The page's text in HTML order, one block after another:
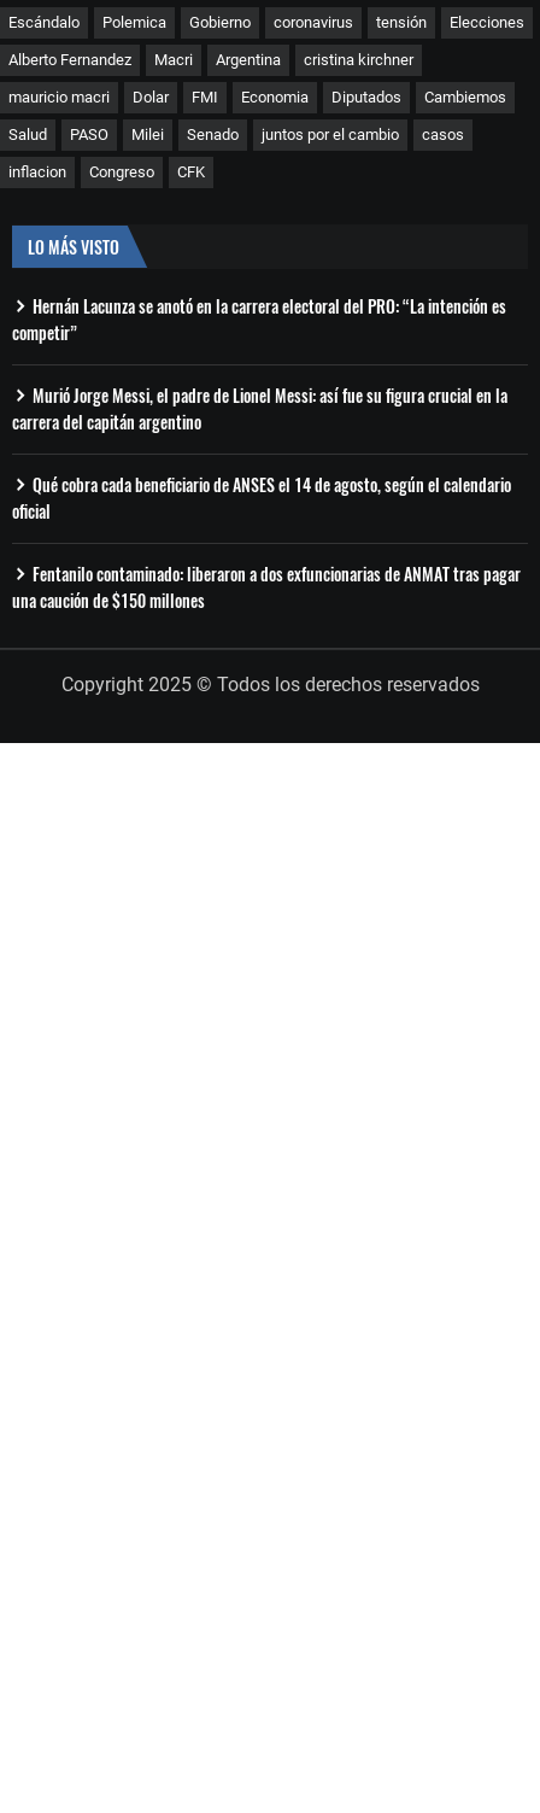
Escándalo Polemica Gobierno coronavirus tensión Elecciones
Alberto Fernandez Macri Argentina cristina kirchner
mauricio macri Dolar FMI Economia Diputados Cambiemos
Salud PASO Milei Senado juntos por el cambio casos
inflacion Congreso CFK
LO MÁS VISTO
Hernán Lacunza se anotó en la carrera electoral del PRO: “La intención es
competir”
Murió Jorge Messi, el padre de Lionel Messi: así fue su figura crucial en la
carrera del capitán argentino
Qué cobra cada beneficiario de ANSES el 14 de agosto, según el calendario
oficial
Fentanilo contaminado: liberaron a dos exfuncionarias de ANMAT tras pagar
una caución de $150 millones
Copyright 2025 © Todos los derechos reservados